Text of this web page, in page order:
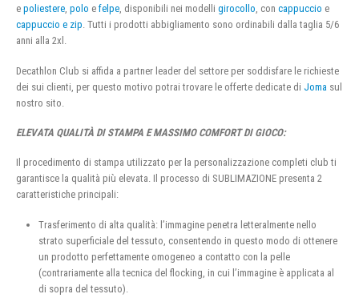
e poliestere, polo e felpe, disponibili nei modelli girocollo, con cappuccio e
cappuccio e zip. Tutti i prodotti abbigliamento sono ordinabili dalla taglia 5/6
anni alla 2xl.
Decathlon Club si affida a partner leader del settore per soddisfare le richieste
dei sui clienti, per questo motivo potrai trovare le offerte dedicate di Joma sul
nostro sito.
ELEVATA QUALITÀ DI STAMPA E MASSIMO COMFORT DI GIOCO:
Il procedimento di stampa utilizzato per la personalizzazione completi club ti
garantisce la qualità più elevata. Il processo di SUBLIMAZIONE presenta 2
caratteristiche principali:
Trasferimento di alta qualità: l’immagine penetra letteralmente nello
strato superficiale del tessuto, consentendo in questo modo di ottenere
un prodotto perfettamente omogeneo a contatto con la pelle
(contrariamente alla tecnica del flocking, in cui l’immagine è applicata al
di sopra del tessuto).